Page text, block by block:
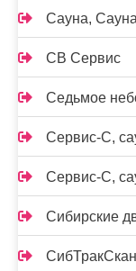
Сауна, Сауна
СВ Сервис
Седьмое
Сервис-С,
Сервис-С,
Сибирские